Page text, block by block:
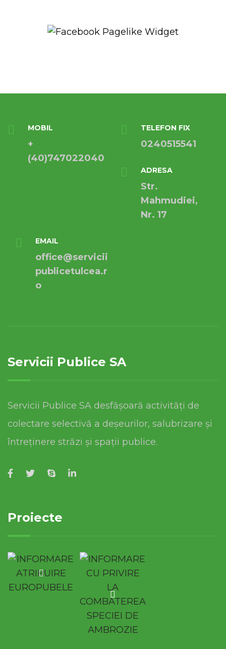
MOBIL
+
(40)747022040
TELEFON FIX
0240515541
ADRESA
Str.
Mahmudiei,
Nr. 17
EMAIL
office@servicii
publicetulcea.r
o
Servicii Publice SA
Servicii Publice SA desfășoară activități de
colectare selectivă a deșeurilor, salubrizare și
întreținere străzi și spații publice.
Proiecte